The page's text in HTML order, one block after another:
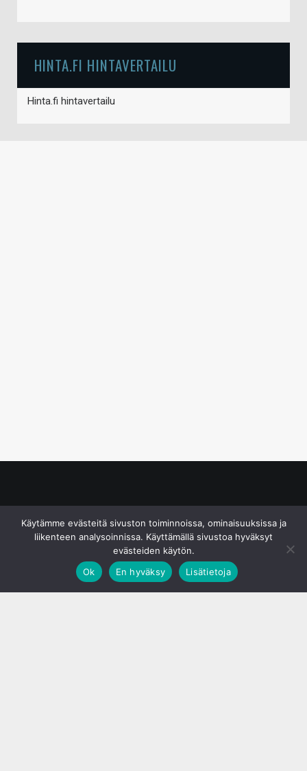
HINTA.FI HINTAVERTAILU
Hinta.fi hintavertailu
Käytämme evästeitä sivuston toiminnoissa, ominaisuuksissa ja
liikenteen analysoinnissa. Käyttämällä sivustoa hyväksyt
evästeiden käytön.
Ok
En hyväksy Lisätietoja